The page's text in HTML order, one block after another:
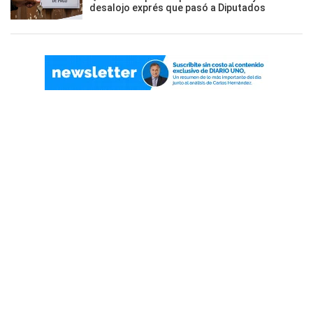
desalojo exprés que pasó a Diputados